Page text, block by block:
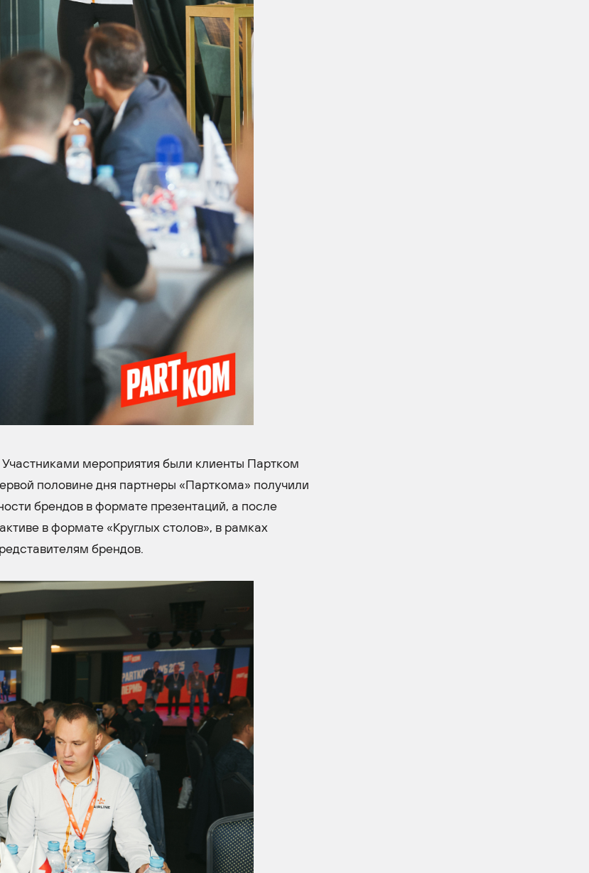
мероприятия были клиенты Партком
половине дня партнеры «Парткома» получили
брендов в формате презентаций, а после
в формате «Круглых столов», в рамках
брендов.